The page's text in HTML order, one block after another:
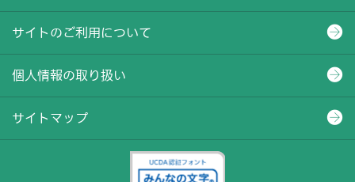
サイトのご利用について
個人情報の取り扱い
サイトマップ